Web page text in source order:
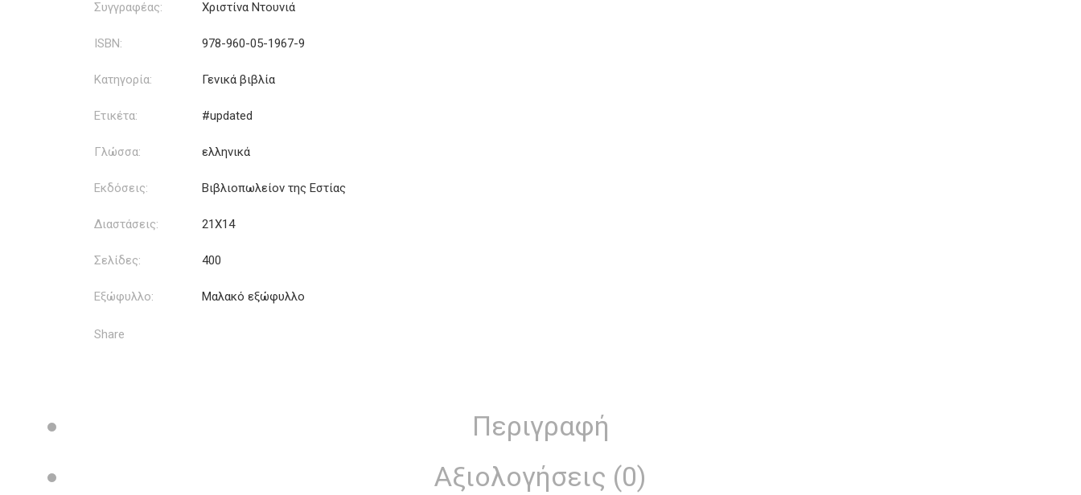
Συγγραφέας: Χριστίνα Ντουνιά
ISBN: 978-960-05-1967-9
Κατηγορία: Γενικά βιβλία
Ετικέτα: #updated
Γλώσσα: ελληνικά
Εκδόσεις: Βιβλιοπωλείον της Εστίας
Διαστάσεις: 21Χ14
Σελίδες: 400
Εξώφυλλο: Μαλακό εξώφυλλο
Share
Περιγραφή
Αξιολογήσεις (0)